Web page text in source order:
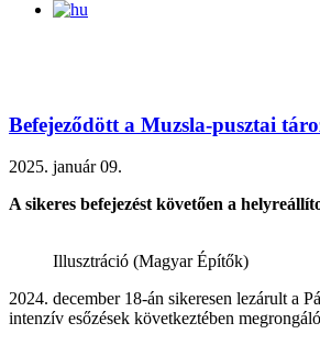
Befejeződött a Muzsla-pusztai
2025. január 09.
A sikeres befejezést követően a
Illusztráció (Magyar Építők)
2024. december 18-án sikeresen lezárult a
intenzív esőzések következtében